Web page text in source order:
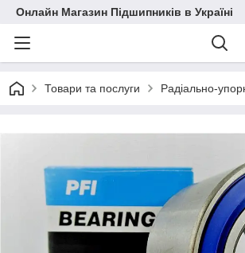
Онлайн Магазин Підшипників в Україні
Товари та послуги Радіально-